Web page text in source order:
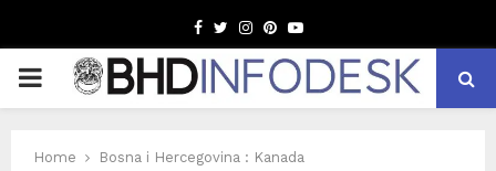
Facebook
TwitterInstagram
Pinterest
Youtube
PRIMARY
Home Bosna i Hercegovina : Kanada